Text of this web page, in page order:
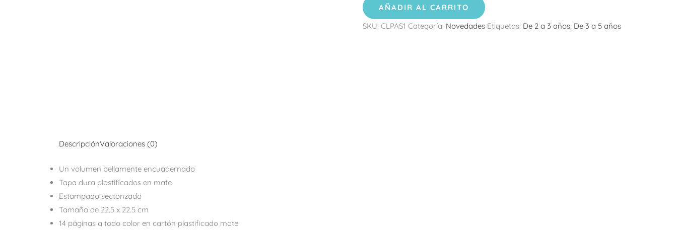
AÑADIR AL CARRITO
SKU: CLPAS1 Categoría: Novedades Etiquetas: De 2 a 3 años De 3 a 5 años
DescripciónValoraciones (0)
Un volumen bellamente encuadernado
Tapa dura plastificados en mate
Estampado sectorizado
Tamaño de 22.5 x 22.5 cm
14 páginas a todo color en cartón plastificado mate